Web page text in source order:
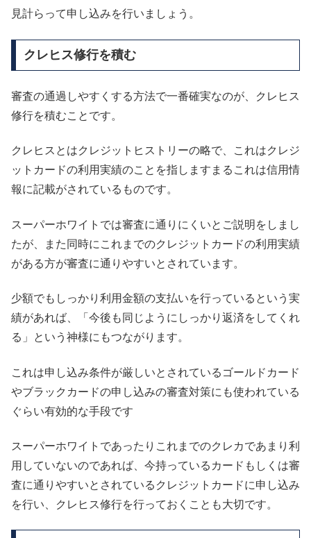
見計らって申し込みを行いましょう。
クレヒス修行を積む
審査の通過しやすくする方法で一番確実なのが、クレヒス
修行を積むことです。
クレヒスとはクレジットヒストリーの略で、これはクレジ
ットカードの利用実績のことを指しますまるこれは信用情
報に記載がされているものです。
スーパーホワイトでは審査に通りにくいとご説明をしまし
たが、また同時にこれまでのクレジットカードの利用実績
がある方が審査に通りやすいとされています。
少額でもしっかり利用金額の支払いを行っているという実
績があれば、「今後も同じようにしっかり返済をしてくれ
る」という神様にもつながります。
これは申し込み条件が厳しいとされているゴールドカード
やブラックカードの申し込みの審査対策にも使われている
ぐらい有効的な手段です
スーパーホワイトであったりこれまでのクレカであまり利
用していないのであれば、今持っているカードもしくは審
査に通りやすいとされているクレジットカードに申し込み
を行い、クレヒス修行を行っておくことも大切です。